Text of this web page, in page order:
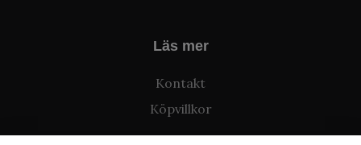
Läs mer
Kontakt
Köpvillkor